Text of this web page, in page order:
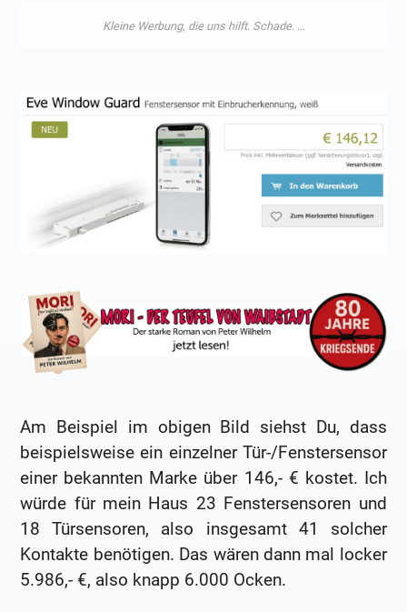
Am Beispiel im obigen Bild siehst Du, dass
beispielsweise ein einzelner Tür-/Fenstersensor
einer bekannten Marke über 146,- € kostet. Ich
würde für mein Haus 23 Fenstersensoren und
18 Türsensoren, also insgesamt 41 solcher
Kontakte benötigen. Das wären dann mal locker
5.986,- €, also knapp 6.000 Ocken.